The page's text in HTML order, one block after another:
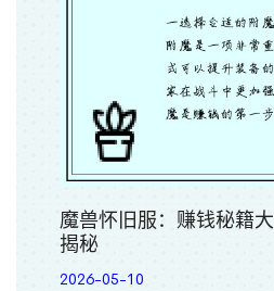
魔兽怀旧服：赚钱秘籍大
揭秘
2026-05-10